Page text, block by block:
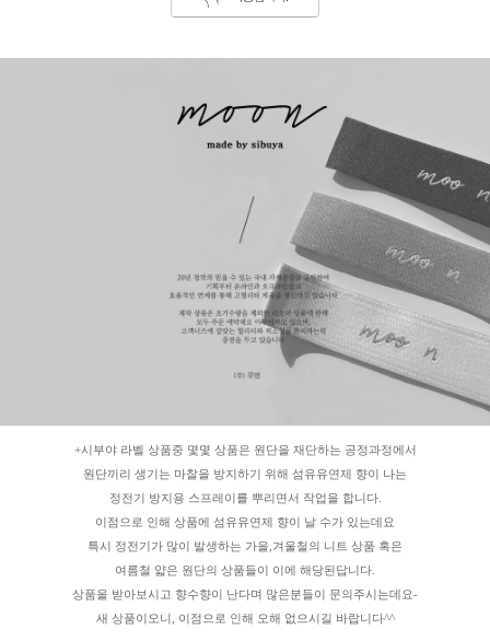
+시부야 라벨 상품중 몇몇 상품은 원단을 재단하는 공정과정에서
원단끼리 생기는 마찰을 방지하기 위해 섬유유연제 향이 나는
정전기 방지용 스프레이를 뿌리면서 작업을 합니다.
이점으로 인해 상품에 섬유유연제 향이 날 수가 있는데요
특시 정전기가 많이 발생하는 가을,겨울철의 니트 상품 혹은
여름철 얇은 원단의 상품들이 이에 해당된답니다.
상품을 받아보시고 향수향이 난다며 많은분들이 문의주시는데요-
새 상품이오니, 이점으로 인해 오해 없으시길 바랍니다^^